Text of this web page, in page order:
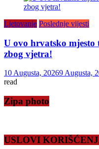
Ljetovanje Poslednje vijesti
U ovo hrvatsko mjesto
zbog vjetra!
10 Augusta, 20269 Augusta,
read
Zipa photo
USLOVI